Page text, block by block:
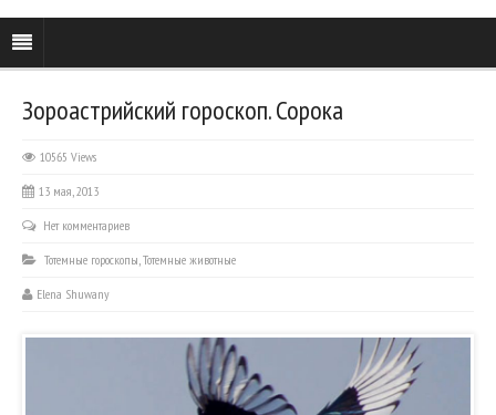
Зороастрийский гороскоп. Сорока
10565 Views
13 мая, 2013
Нет комментариев
Тотемные гороскопы,Тотемные животные
Elena Shuwany